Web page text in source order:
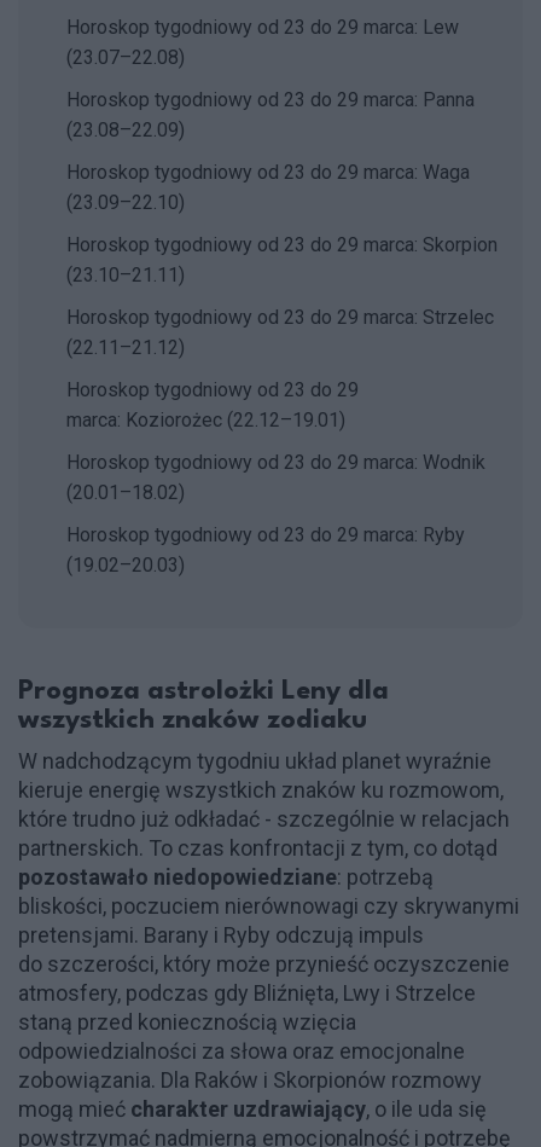
Horoskop tygodniowy od 23 do 29 marca: Lew
(23.07–22.08)
Horoskop tygodniowy od 23 do 29 marca: Panna
(23.08–22.09)
Horoskop tygodniowy od 23 do 29 marca: Waga
(23.09–22.10)
Horoskop tygodniowy od 23 do 29 marca: Skorpion
(23.10–21.11)
Horoskop tygodniowy od 23 do 29 marca: Strzelec
(22.11–21.12)
Horoskop tygodniowy od 23 do 29
marca: Koziorożec (22.12–19.01)
Horoskop tygodniowy od 23 do 29 marca: Wodnik
(20.01–18.02)
Horoskop tygodniowy od 23 do 29 marca: Ryby
(19.02–20.03)
Prognoza astrolożki Leny dla
wszystkich znaków zodiaku
W nadchodzącym tygodniu układ planet wyraźnie
kieruje energię wszystkich znaków ku rozmowom,
które trudno już odkładać - szczególnie w relacjach
partnerskich. To czas konfrontacji z tym, co dotąd
pozostawało niedopowiedziane: potrzebą
bliskości, poczuciem nierównowagi czy skrywanymi
pretensjami. Barany i Ryby odczują impuls
do szczerości, który może przynieść oczyszczenie
atmosfery, podczas gdy Bliźnięta, Lwy i Strzelce
staną przed koniecznością wzięcia
odpowiedzialności za słowa oraz emocjonalne
zobowiązania. Dla Raków i Skorpionów rozmowy
mogą mieć charakter uzdrawiający, o ile uda się
powstrzymać nadmierną emocjonalność i potrzebę